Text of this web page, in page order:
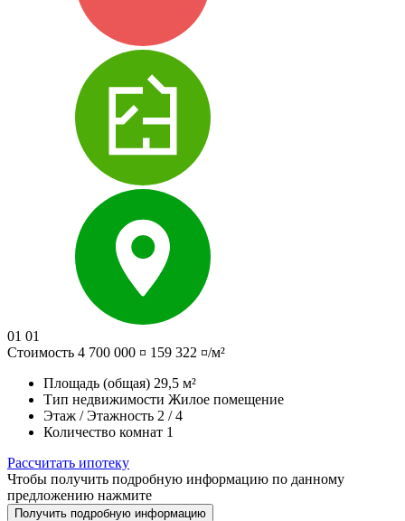
01 01
Стоимость 4 700 000 ¤ 159 322 ¤/м²
Площадь (общая) 29,5 м²
Тип недвижимости Жилое помещение
Этаж / Этажность 2 / 4
Количество комнат 1
Рассчитать ипотеку
Чтобы получить подробную информацию по данному
предложению нажмите
Получить подробную информацию